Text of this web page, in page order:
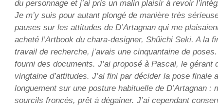
du personnage et j’ai pris un malin plaisir à revoir
Je m’y suis pour autant plongé de manière très
pauses sur les attitudes de D’Artagnan qui me
acheté l’Artbook du chara-designer, Shûichi Seki. A la
travail de recherche, j’avais une cinquantaine de
fourni des documents. J’ai proposé à Pascal, le gérant
vingtaine d’attitudes. J’ai fini par décider la pose finale
longuement sur une posture habituelle de D’Artagnan :
sourcils froncés, prêt à dégainer. J’ai cependant